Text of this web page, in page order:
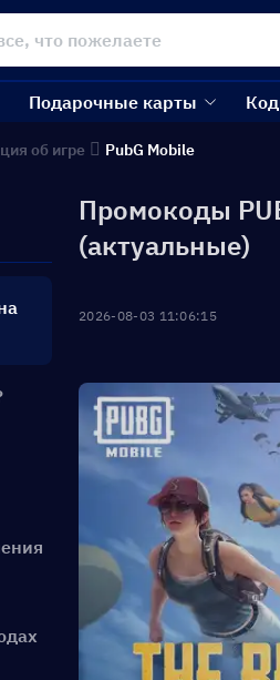
Подарочные карты
об игре PubG Mobile
Промокоды
(актуальные)
2026-08-03 11:06:15